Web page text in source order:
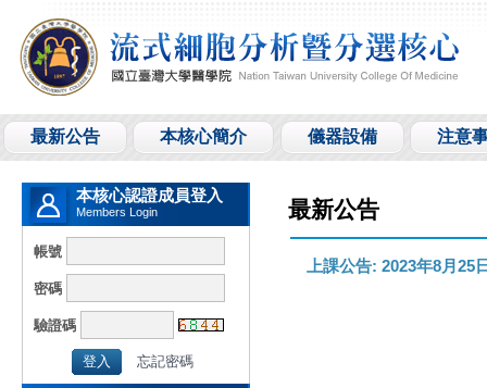
最新公告 本核心簡介 儀器設備 注意
本核心認證成員登入
Members Login
帳號
密碼
驗證碼
忘記密碼
最新公告
上課公告: 2023年8月